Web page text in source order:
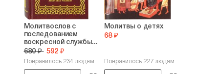
Молитвослов с
последованием
воскресной службы...
680 ₽ 592 ₽
Понравилось 234 людям
Молитвы о детях
68 ₽
Понравилось 227 людям